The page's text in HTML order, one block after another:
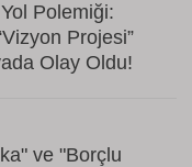
Polemiği:
Projesi”
Olay Oldu!
ve "Borçlu